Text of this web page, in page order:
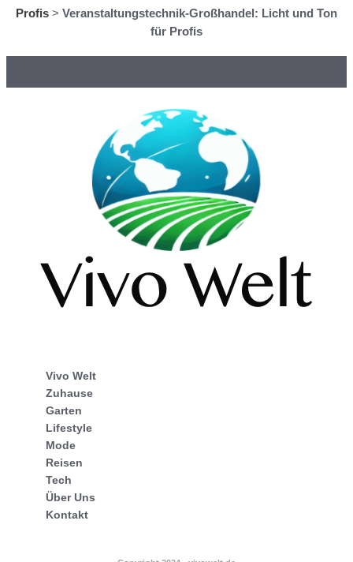
Profis > Veranstaltungstechnik-Großhandel: Licht und Ton
für Profis
Vivo Welt
Zuhause
Garten
Lifestyle
Mode
Reisen
Tech
Über Uns
Kontakt